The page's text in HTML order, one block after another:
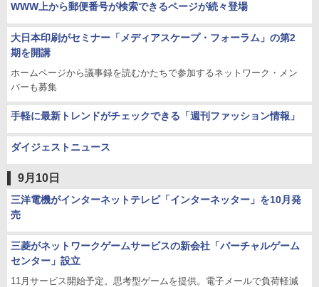
WWW上から郵便番号が検索できるページが続々登場
大日本印刷がセミナー「メディアスケープ・フォーラム」の第2
期を開講
ホームページから議事録を読むかたちで参加するネットワーク・メン
バーも募集
手軽に最新トレンドがチェックできる「週刊ファッション情報」
ダイジェストニュース
9月10日
三洋電機がインターネットテレビ「インターネッター」を10月発
売
三菱がネットワークゲームサービスの新会社「バーチャルゲーム
センター」設立
11月サービス開始予定。思考型ゲームを提供。電子メールで負荷軽減